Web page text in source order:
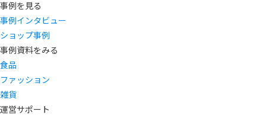
事例を見る
事例インタビュー
ショップ事例
事例資料をみる
食品
ファッション
雑貨
運営サポート